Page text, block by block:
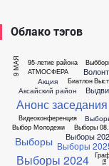
Облако тэгов
9 МАЯ
95-летие района
АТМОСФЕРА
Аксайский район
Акция
Анонс заседания
Биатлон
Видеоконференция
Выбор Молодежи
Выборы
Выборы
Выборы
Выборы 2024
Выборы